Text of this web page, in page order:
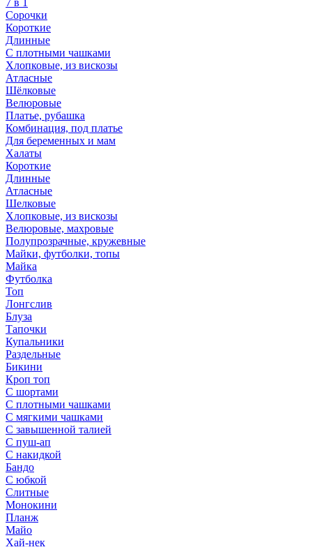
Сорочки
Короткие
Длинные
С плотными чашками
Хлопковые, из вискозы
Атласные
Шёлковые
Велюровые
Платье, рубашка
Комбинация, под платье
Для беременных и мам
Халаты
Короткие
Длинные
Атласные
Шелковые
Хлопковые, из вискозы
Велюровые, махровые
Полупрозрачные, кружевные
Майки, футболки, топы
Майка
Футболка
Топ
Лонгслив
Блуза
Тапочки
Купальники
Раздельные
Бикини
Кроп топ
С шортами
С плотными чашками
С мягкими чашками
С завышенной талией
С пуш-ап
С накидкой
Бандо
С юбкой
Слитные
Монокини
Планж
Майо
Хай-нек